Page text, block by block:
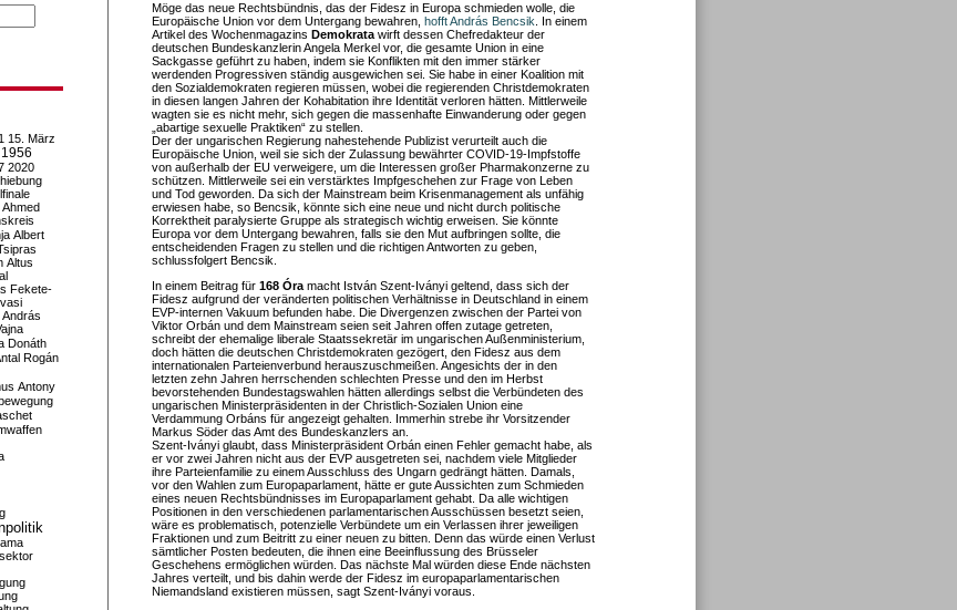
Möge das neue Rechtsbündnis, das der Fidesz in Europa schmieden wolle, die
Europäische Union vor dem Untergang bewahren, hofft András Bencsik . In einem
Artikel des Wochenmagazins Demokrata wirft dessen Chefredakteur der
deutschen Bundeskanzlerin Angela Merkel vor, die gesamte Union in eine
Sackgasse geführt zu haben, indem sie Konflikten mit den immer stärker
werdenden Progressiven ständig ausgewichen sei. Sie habe in einer Koalition mit
den Sozialdemokraten regieren müssen, wobei die regierenden Christdemokraten
in diesen langen Jahren der Kohabitation ihre Identität verloren hätten. Mittlerweile
wagten sie es nicht mehr, sich gegen die massenhafte Einwanderung oder gegen
„abartige sexuelle Praktiken“ zu stellen.
Der der ungarischen Regierung nahestehende Publizist verurteilt auch die
Europäische Union, weil sie sich der Zulassung bewährter COVID-19-Impfstoffe
von außerhalb der EU verweigere, um die Interessen großer Pharmakonzerne zu
schützen. Mittlerweile sei ein verstärktes Impfgeschehen zur Frage von Leben
und Tod geworden. Da sich der Mainstream beim Krisenmanagement als unfähig
erwiesen habe, so Bencsik, könnte sich eine neue und nicht durch politische
Korrektheit paralysierte Gruppe als strategisch wichtig erweisen. Sie könnte
Europa vor dem Untergang bewahren, falls sie den Mut aufbringen sollte, die
entscheidenden Fragen zu stellen und die richtigen Antworten zu geben,
schlussfolgert Bencsik.
In einem Beitrag für 168 Óra macht István Szent-Iványi geltend, dass sich der
Fidesz aufgrund der veränderten politischen Verhältnisse in Deutschland in einem
EVP-internen Vakuum befunden habe. Die Divergenzen zwischen der Partei von
Viktor Orbán und dem Mainstream seien seit Jahren offen zutage getreten,
schreibt der ehemalige liberale Staatssekretär im ungarischen Außenministerium,
doch hätten die deutschen Christdemokraten gezögert, den Fidesz aus dem
internationalen Parteienverbund herauszuschmeißen. Angesichts der in den
letzten zehn Jahren herrschenden schlechten Presse und den im Herbst
bevorstehenden Bundestagswahlen hätten allerdings selbst die Verbündeten des
ungarischen Ministerpräsidenten in der Christlich-Sozialen Union eine
Verdammung Orbáns für angezeigt gehalten. Immerhin strebe ihr Vorsitzender
Markus Söder das Amt des Bundeskanzlers an.
Szent-Iványi glaubt, dass Ministerpräsident Orbán einen Fehler gemacht habe, als
er vor zwei Jahren nicht aus der EVP ausgetreten sei, nachdem viele Mitglieder
ihre Parteienfamilie zu einem Ausschluss des Ungarn gedrängt hätten. Damals,
vor den Wahlen zum Europaparlament, hätte er gute Aussichten zum Schmieden
eines neuen Rechtsbündnisses im Europaparlament gehabt. Da alle wichtigen
Positionen in den verschiedenen parlamentarischen Ausschüssen besetzt seien,
wäre es problematisch, potenzielle Verbündete um ein Verlassen ihrer jeweiligen
Fraktionen und zum Beitritt zu einer neuen zu bitten. Denn das würde einen Verlust
sämtlicher Posten bedeuten, die ihnen eine Beeinflussung des Brüsseler
Geschehens ermöglichen würden. Das nächste Mal würden diese Ende nächsten
Jahres verteilt, und bis dahin werde der Fidesz im europaparlamentarischen
Niemandsland existieren müssen, sagt Szent-Iványi voraus.
15. März
1956
2020
Ahmed
Albert
Altus
Fekete-
András
Donáth
Rogán
Antony